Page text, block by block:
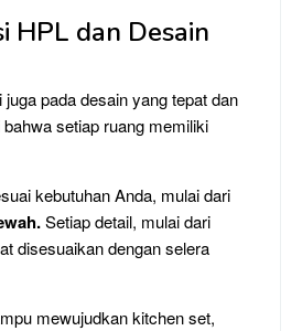
HPL dan Desain
pada desain yang tepat dan
setiap ruang memiliki
kebutuhan Anda, mulai dari
Setiap detail, mulai dari
disesuaikan dengan selera
mewujudkan kitchen set,